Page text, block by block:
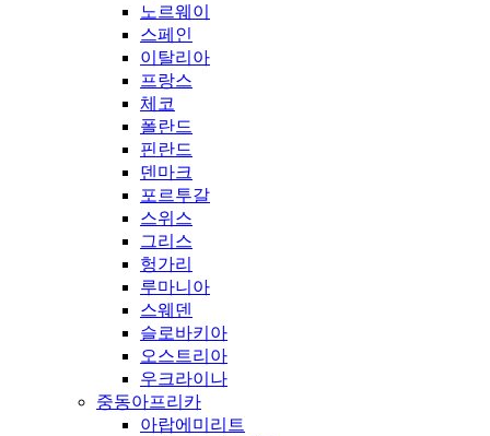
노르웨이
스페인
이탈리아
프랑스
체코
폴란드
핀란드
덴마크
포르투갈
스위스
그리스
헝가리
루마니아
스웨덴
슬로바키아
오스트리아
우크라이나
중동아프리카
아랍에미리트